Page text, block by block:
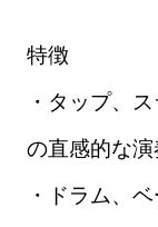
特徴
・タップ、
の直感的な
・ドラム、